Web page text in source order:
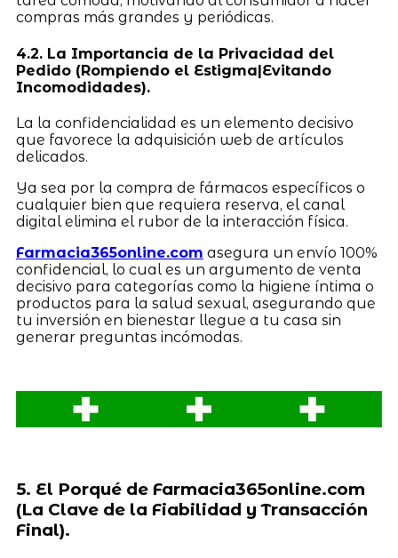
compras más grandes y periódicas.
4.2. La Importancia de la Privacidad del
Pedido (Rompiendo el Estigma|Evitando
Incomodidades).
La la confidencialidad es un elemento decisivo
que favorece la adquisición web de artículos
delicados.
Ya sea por la compra de fármacos específicos o
cualquier bien que requiera reserva, el canal
digital elimina el rubor de la interacción física.
Farmacia365online.com asegura un envío 100%
confidencial, lo cual es un argumento de venta
decisivo para categorías como la higiene íntima o
productos para la salud sexual, asegurando que
tu inversión en bienestar llegue a tu casa sin
generar preguntas incómodas.
5. El Porqué de Farmacia365online.com
(La Clave de la Fiabilidad y Transacción
Final).